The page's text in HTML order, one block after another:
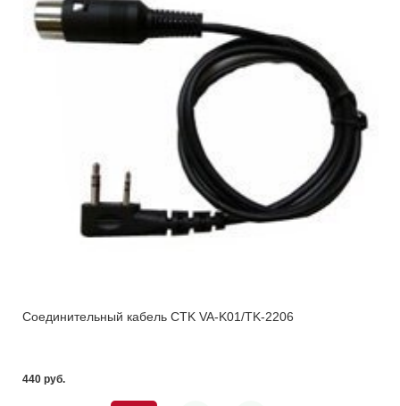
Соединительный кабель CTK VA-K01/TK-2206
440 pуб.